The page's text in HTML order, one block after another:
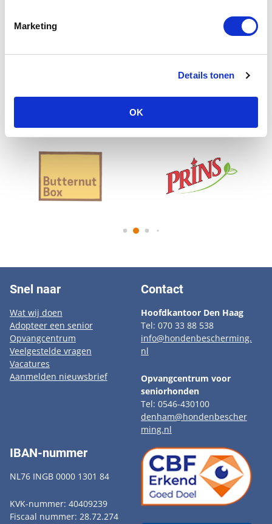
Marketing
Details tonen
OK
Deelnemen
als standhouder?
Algemene voorwaarden voor de Honden voor Honden Plons
Snel naar
Wat wij doen
Adopteer een senior
Opvangcentrum
Veelgestelde vragen
Vacatures
Aanmelden nieuwsbrief
Contact
Hoofdkantoor Den Haag
Tel: 070 33 88 538
info@hondenbescherming.
nl
Opvangcentrum voor
seniorhonden
Tel: 0546-430100
denham@hondenbescher
ming.nl
IBAN-nummer
NL76 INGB 0000 1301 84
KVK-nummer: 40409239
Fiscaal nummer: 28.72.274